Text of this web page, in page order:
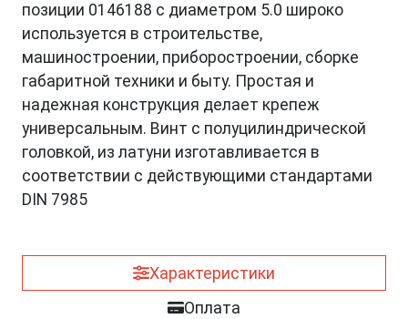
позиции 0146188 с диаметром 5.0 широко
используется в строительстве,
машиностроении, приборостроении, сборке
габаритной техники и быту. Простая и
надежная конструкция делает крепеж
универсальным. Винт с полуцилиндрической
головкой, из латуни изготавливается в
соответствии с действующими стандартами
DIN 7985
Характеристики
Оплата